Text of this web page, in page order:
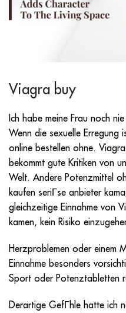
Viagra buy
Ich habe meine Frau noch
Wenn die sexuelle Erregung
online bestellen ohne.
bekommt gute Kritiken von
Welt. Andere Potenzmittel
kaufen seriГse anbieter
gleichzeitige Einnahme von
kamen, kein Risiko
Herzproblemen oder einem
Einnahme besonders
Sport oder Potenztabletten
Derartige GefГhle hatte ich